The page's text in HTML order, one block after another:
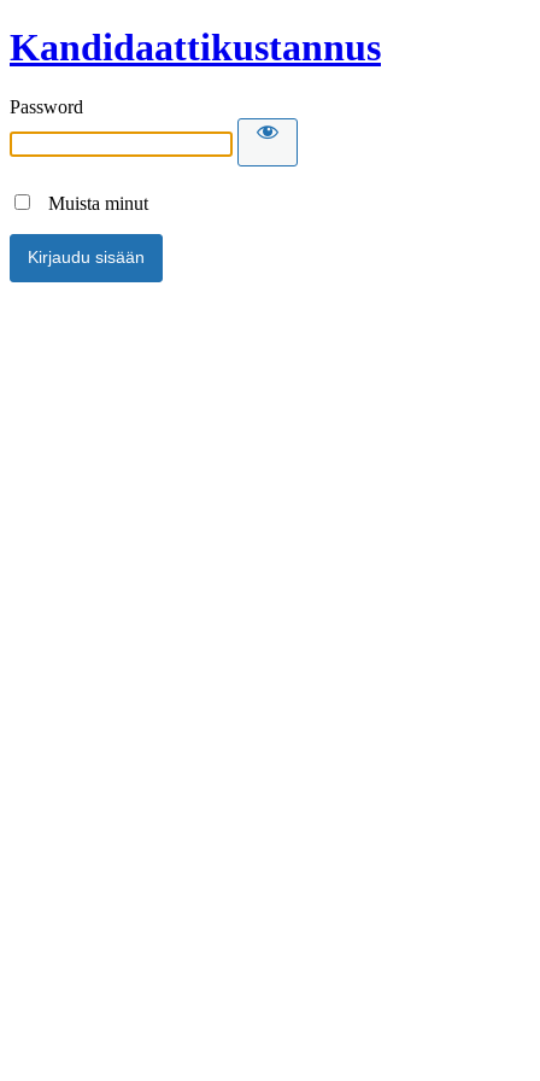
Kandidaattikustannus
Password
Muista minut